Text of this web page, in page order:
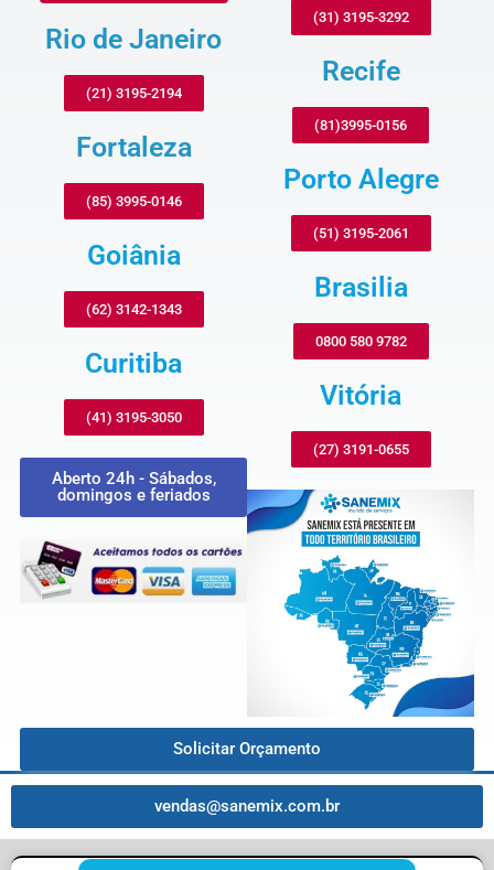
Rio de Janeiro
(21) 3195-2194
Fortaleza
(85) 3995-0146
Goiânia
(62) 3142-1343
Curitiba
(41) 3195-3050
Aberto 24h - Sábados,
domingos e feriados
(31) 3195-3292
Recife
(81)3995-0156
Porto Alegre
(51) 3195-2061
Brasilia
0800 580 9782
Vitória
(27) 3191-0655
Solicitar Orçamento
vendas@sanemix.com.br